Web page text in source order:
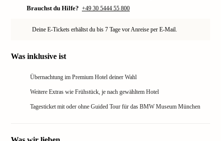
Brauchst du Hilfe? +49 30 5444 55 800
Deine E-Tickets erhältst du bis 7 Tage vor Anreise per E-Mail.
Was inklusive ist
Übernachtung im Premium Hotel deiner Wahl
Weitere Extras wie Frühstück, je nach gewähltem Hotel
Tagesticket mit oder ohne Guided Tour für das BMW Museum München